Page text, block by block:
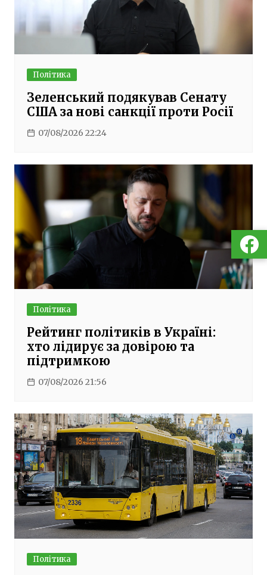
Політика
Зеленський подякував Сенату
США за нові санкції проти Росії
07/08/2026 22:24
Політика
Рейтинг політиків в Україні:
хто лідирує за довірою та
підтримкою
07/08/2026 21:56
Політика